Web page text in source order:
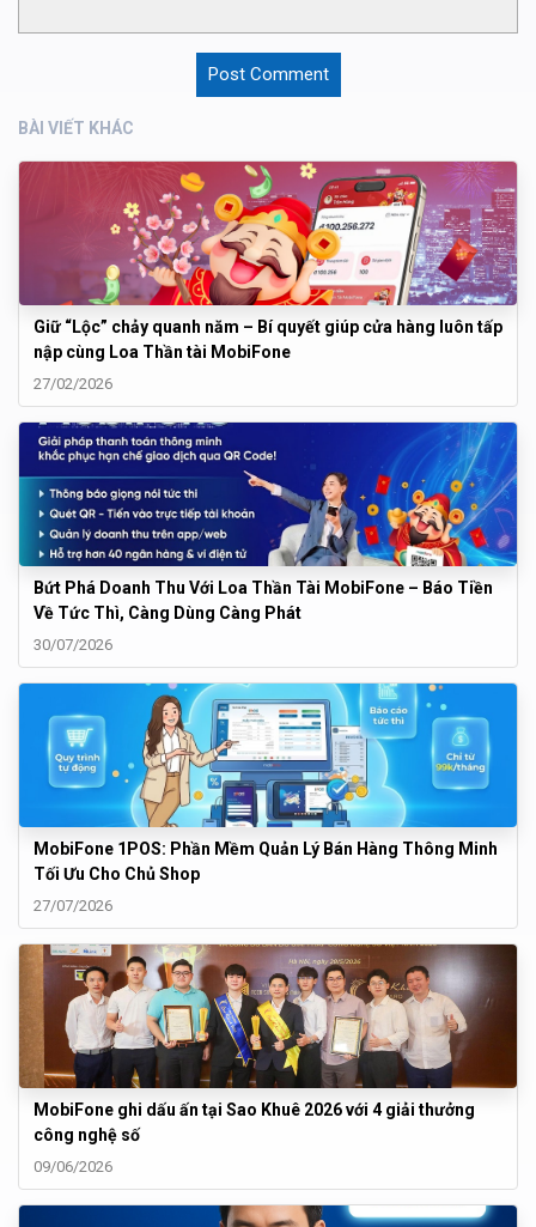
BÀI VIẾT KHÁC
Giữ “Lộc” chảy quanh năm – Bí quyết giúp cửa hàng luôn tấp
nập cùng Loa Thần tài MobiFone
27/02/2026
Bứt Phá Doanh Thu Với Loa Thần Tài MobiFone – Báo Tiền
Về Tức Thì, Càng Dùng Càng Phát
30/07/2026
MobiFone 1POS: Phần Mềm Quản Lý Bán Hàng Thông Minh
Tối Ưu Cho Chủ Shop
27/07/2026
MobiFone ghi dấu ấn tại Sao Khuê 2026 với 4 giải thưởng
công nghệ số
09/06/2026